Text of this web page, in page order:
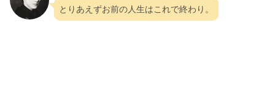
とりあえずお前の人生はこれで終わり。